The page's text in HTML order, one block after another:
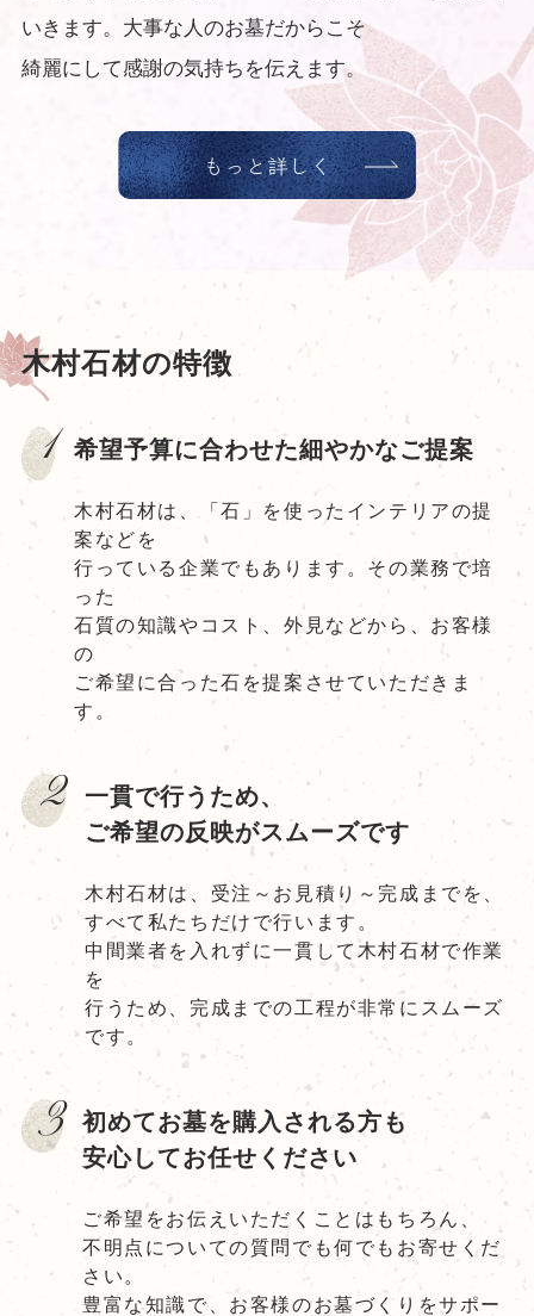
いきます。大事な人のお墓だからこそ
綺麗にして感謝の気持ちを伝えます。
もっと詳しく
木村石材の特徴
1 希望予算に合わせた細やかなご提案
木村石材は、「石」を使ったインテリアの提
案などを
行っている企業でもあります。その業務で培
った
石質の知識やコスト、外見などから、お客様
の
ご希望に合った石を提案させていただきま
す。
2
一貫で行うため、
ご希望の反映がスムーズです
木村石材は、受注～お見積り～完成までを、
すべて私たちだけで行います。
中間業者を入れずに一貫して木村石材で作業
を
行うため、完成までの工程が非常にスムーズ
です。
3
初めてお墓を購入される方も
安心してお任せください
ご希望をお伝えいただくことはもちろん、
不明点についての質問でも何でもお寄せくだ
さい。
豊富な知識で、お客様のお墓づくりをサポー